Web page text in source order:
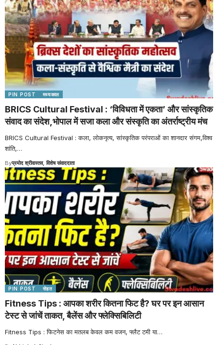
PIN POST मध्यकाल
BRICS Cultural Festival : ‘विविधता में एकता’ और सांस्कृतिक
संवाद का संदेश,भोपाल में सजा कला और संस्कृति का अंतर्राष्ट्रीय मंच
BRICS Cultural Festival : कला, लोकनृत्य, सांस्कृतिक परंपराओं का शानदार संगम,विश्व
शांति,…
Byप्रमोद श्रीवास्तव, विशेष संवाददाता
PIN POST सेहत
Fitness Tips : आपका शरीर कितना फिट है? घर पर इन आसान
टेस्ट से जांचें ताकत, बैलेंस और फ्लेक्सिबिलिटी
Fitness Tips : फिटनेस का मतलब केवल कम वजन, फ्लैट टमी या…